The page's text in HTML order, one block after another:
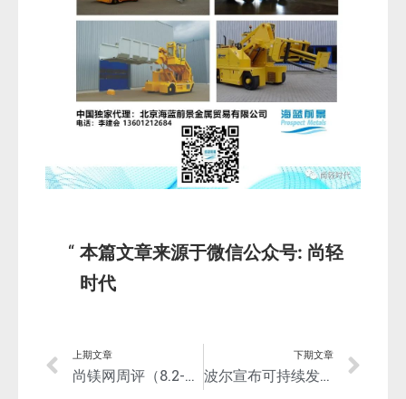
本篇文章来源于微信公众号: 尚轻
时代
上期文章
尚镁网周评（8.2-6）：供应偏紧，镁市稳健行进
下期文章
波尔宣布可持续发展目标—将全部使用经可持续性认证的ASI铝！